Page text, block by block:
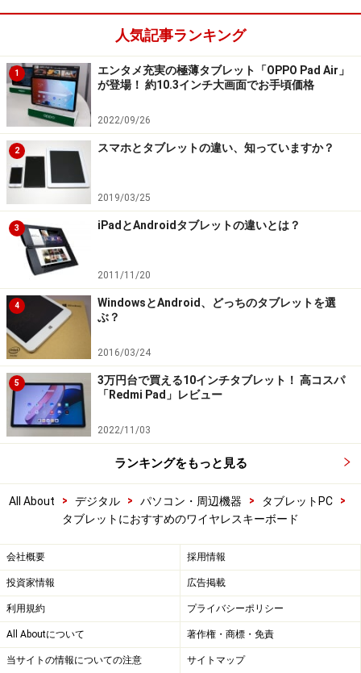
人気記事ランキング
1
エンタメ充実の極薄タブレット「OPPO Pad Air」
が登場！ 約10.3インチ大画面でお手頃価格
2022/09/26
2 スマホとタブレットの違い、知っていますか？
2019/03/25
3 iPadとAndroidタブレットの違いとは？
2011/11/20
4
WindowsとAndroid、どっちのタブレットを選
ぶ？
2016/03/24
5
3万円台で買える10インチタブレット！ 高コスパ
「Redmi Pad」レビュー
2022/11/03
ランキングをもっと見る
All About > デジタル > パソコン・周辺機器 > タブレットPC
>
タブレットにおすすめのワイヤレスキーボード
会社概要 採用情報
投資家情報 広告掲載
利用規約 プライバシーポリシー
All Aboutについて 著作権・商標・免責
当サイトの情報についての注意 サイトマップ